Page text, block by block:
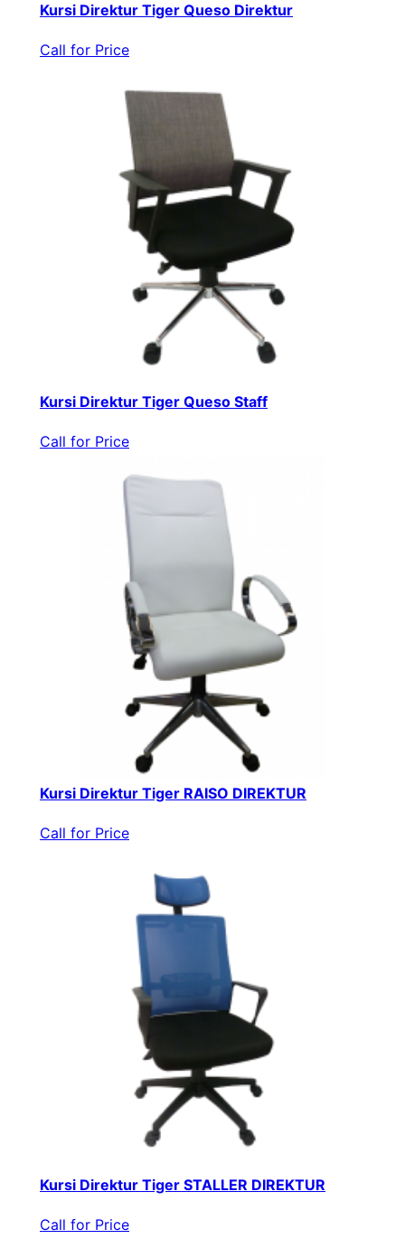
Kursi Direktur Tiger Queso Direktur
Call for Price
Kursi Direktur Tiger Queso Staff
Call for Price
Kursi Direktur Tiger RAISO DIREKTUR
Call for Price
Kursi Direktur Tiger STALLER DIREKTUR
Call for Price